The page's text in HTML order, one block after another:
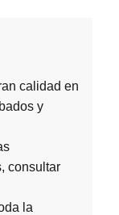
calidad en
y
consultar
la